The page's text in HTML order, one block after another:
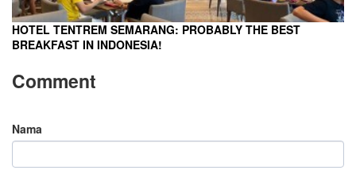
HOTEL TENTREM SEMARANG: PROBABLY THE BEST
BREAKFAST IN INDONESIA!
Comment
Nama